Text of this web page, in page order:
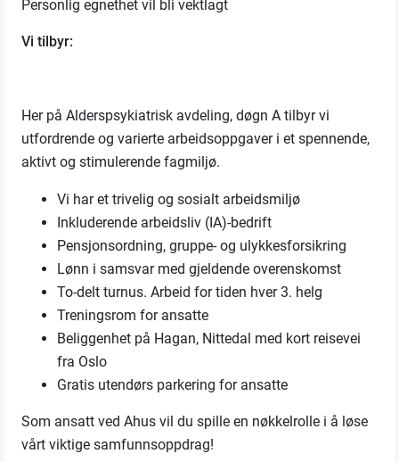
Personlig egnethet vil bli vektlagt
Vi tilbyr:
Her på Alderspsykiatrisk avdeling, døgn A tilbyr vi
utfordrende og varierte arbeidsoppgaver i et spennende,
aktivt og stimulerende fagmiljø.
Vi har et trivelig og sosialt arbeidsmiljø
Inkluderende arbeidsliv (IA)-bedrift
Pensjonsordning, gruppe- og ulykkesforsikring
Lønn i samsvar med gjeldende overenskomst
To-delt turnus. Arbeid for tiden hver 3. helg
Treningsrom for ansatte
Beliggenhet på Hagan, Nittedal med kort reisevei
fra Oslo
Gratis utendørs parkering for ansatte
Som ansatt ved Ahus vil du spille en nøkkelrolle i å løse
vårt viktige samfunnsoppdrag!